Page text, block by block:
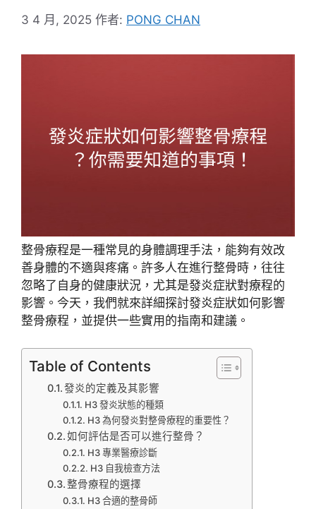
3 4 月, 2025 作者: PONG CHAN
整骨療程是一種常見的身體調理手法，能夠有效改
善身體的不適與疼痛。許多人在進行整骨時，往往
忽略了自身的健康狀況，尤其是發炎症狀對療程的
影響。今天，我們就來詳細探討發炎症狀如何影響
整骨療程，並提供一些實用的指南和建議。
Table of Contents
發炎的定義及其影響
H3 發炎狀態的種類
H3 為何發炎對整骨療程的重要性？
如何評估是否可以進行整骨？
H3 專業醫療診斷
H3 自我檢查方法
整骨療程的選擇
H3 合適的整骨師